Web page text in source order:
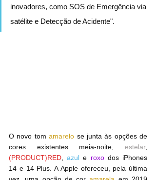
inovadores, como SOS de Emergência via
satélite e Detecção de Acidente".
O novo tom amarelo se junta às opções de
cores existentes meia-noite, estelar
(PRODUCT)RED, azul e roxo dos iPhones
14 e ‌14‌ Plus. A Apple ofereceu, pela última